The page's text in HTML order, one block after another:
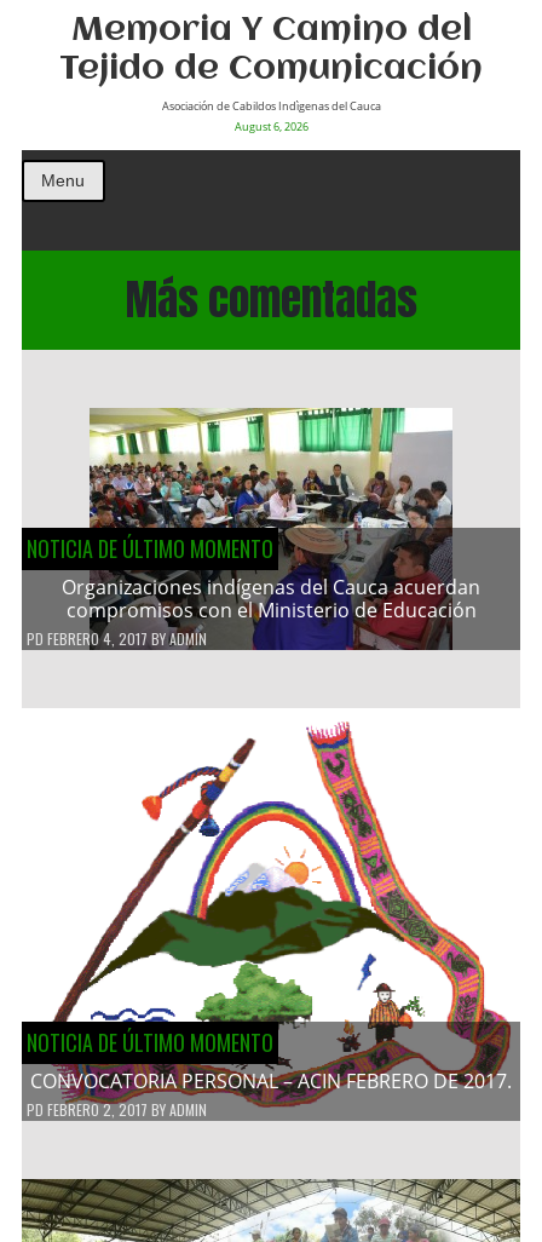
Memoria Y Camino del
Tejido de Comunicación
Asociación de Cabildos Indìgenas del Cauca
August 6, 2026
Menu
Más comentadas
NOTICIA DE ÚLTIMO MOMENTO
Organizaciones indígenas del Cauca acuerdan
compromisos con el Ministerio de Educación
PD FEBRERO 4, 2017 BYADMIN
NOTICIA DE ÚLTIMO MOMENTO
CONVOCATORIA PERSONAL – ACIN FEBRERO DE 2017.
PD FEBRERO 2, 2017 BYADMIN